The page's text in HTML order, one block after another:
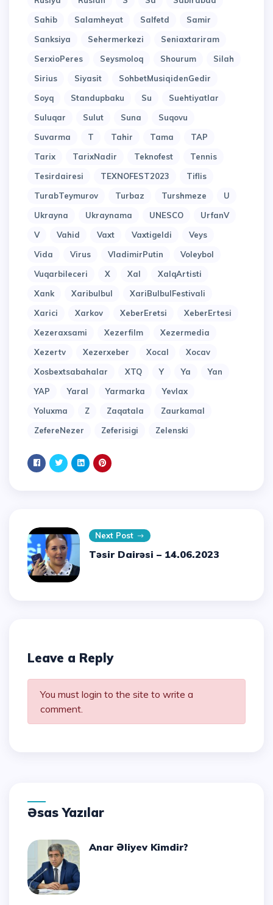
Sahib
Salamheyat Salfetd
Samir
Sanksiya
Sehermerkezi
Seniaxtariram
SerxioPeres
Seysmoloq Shourum
Silah
Sirius
Siyasit
SohbetMusiqidenGedir
Soyq
Standupbaku Su
Suehtiyatlar
Suluqar
Sulut Suna
Suqovu
Suvarma
T Tahir Tama
TAP
Tarix
TarixNadir Teknofest
Tennis
Tesirdairesi
TEXNOFEST2023
Tiflis
TurabTeymurov
Turbaz Turshmeze
U
Ukrayna
Ukraynama UNESCO
UrfanV
V
Vahid Vaxt Vaxtigeldi
Veys
Vida
Virus VladimirPutin
Voleybol
Vuqarbileceri
X Xal
XalqArtisti
Xank
Xaribulbul
XariBulbulFestivali
Xarici
Xarkov XeberEretsi
XeberErtesi
Xezeraxsami
Xezerfilm
Xezermedia
Xezertv
Xezerxeber Xocal
Xocav
Xosbextsabahalar
XTQ Y Ya
Yan
YAP
Yaral Yarmarka
Yevlax
Yoluxma
Z Zaqatala
Zaurkamal
ZefereNezer
Zeferisigi Zelenski
Next Post
Təsir Dairəsi – 14.06.2023
Leave a Reply
You must login to the site to write a
comment.
Əsas Yazılar
Anar Əliyev Kimdir?